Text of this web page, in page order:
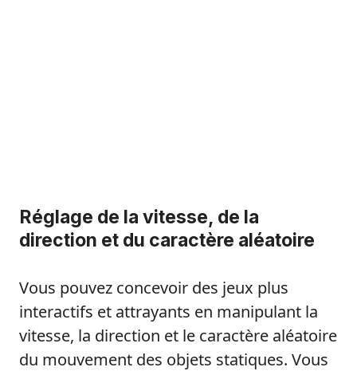
Réglage de la vitesse, de la
direction et du caractère aléatoire
Vous pouvez concevoir des jeux plus
interactifs et attrayants en manipulant la
vitesse, la direction et le caractère aléatoire
du mouvement des objets statiques. Vous